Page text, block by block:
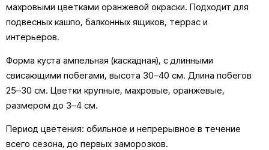
махровыми цветками оранжевой окраски. Подходит для
подвесных кашпо, балконных ящиков, террас и
интерьеров.
Форма куста ампельная (каскадная), с длинными
свисающими побегами, высота 30–40 см. Длина побегов
25–30 см. Цветки крупные, махровые, оранжевые,
размером до 3–4 см.
Период цветения: обильное и непрерывное в течение
всего сезона, до первых заморозков.